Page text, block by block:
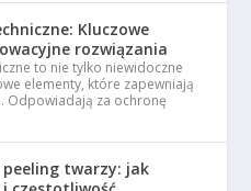
Kluczowe
rozwiązania
to nie tylko niewidoczne
elementy, które zapewniają
Odpowiadają za ochronę
peeling twarzy: jak